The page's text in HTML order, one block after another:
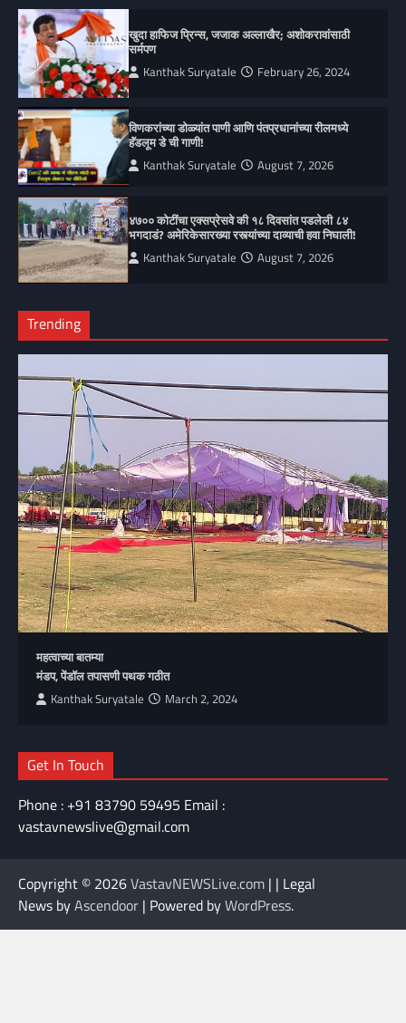
खुदा हाफिज प्रिन्स, जजाक अल्लाखैर; अशोकरावांसाठी
सर्मपण
Kanthak Suryatale February 26, 2024
विणकरांच्या डोळ्यांत पाणी आणि पंतप्रधानांच्या रीलमध्ये
हॅंडलूम डे ची गाणी!
Kanthak Suryatale August 7, 2026
४७०० कोटींचा एक्सप्रेसवे की १८ दिवसांत पडलेली ८४
भगदाडं? अमेरिकेसारख्या रस्त्यांच्या दाव्याची हवा निघाली!
Kanthak Suryatale August 7, 2026
Trending
महत्वाच्या बातम्या
मंडप, पेंडॉल तपासणी पथक गठीत
Kanthak Suryatale March 2, 2024
Get In Touch
Phone : +91 83790 59495 Email :
vastavnewslive@gmail.com
Copyright © 2026VastavNEWSLive.com | | Legal
News byAscendoor | Powered byWordPress.